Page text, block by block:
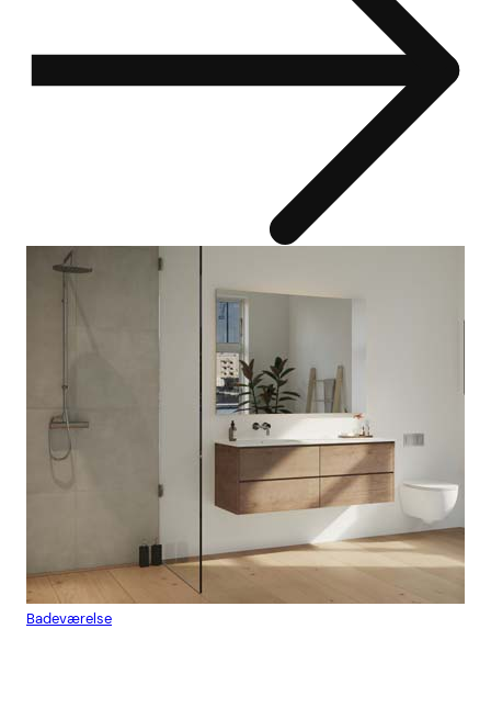
Badeværelse